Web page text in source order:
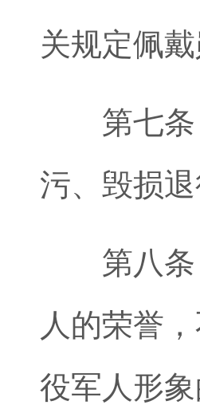
关规定佩
第七条
污、毁损
第八条
人的荣誉
役军人形